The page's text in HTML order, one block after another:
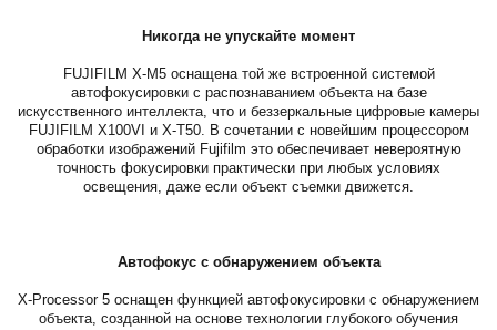
Никогда не упускайте момент
FUJIFILM X-M5 оснащена той же встроенной системой
автофокусировки с распознаванием объекта на базе
искусственного интеллекта, что и беззеркальные цифровые камеры
FUJIFILM X100VI и X-T50. В сочетании с новейшим процессором
обработки изображений Fujifilm это обеспечивает невероятную
точность фокусировки практически при любых условиях
освещения, даже если объект съемки движется.
Автофокус с обнаружением объекта
X-Processor 5 оснащен функцией автофокусировки с обнаружением
объекта, созданной на основе технологии глубокого обучения